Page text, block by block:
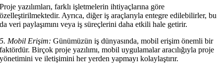
Proje yazılımları, farklı işletmelerin ihtiyaçlarına göre
özelleştirilmektedir. Ayrıca, diğer iş araçlarıyla entegre edilebilirler, bu
da veri paylaşımını veya iş süreçlerini daha etkili hale getirir.
5. Mobil Erişim: Günümüzün iş dünyasında, mobil erişim önemli bir
faktördür. Birçok proje yazılımı, mobil uygulamalar aracılığıyla proje
yönetimini ve iletişimini her yerden yapmayı kolaylaştırır.